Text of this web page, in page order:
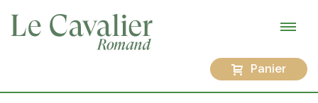
Panier